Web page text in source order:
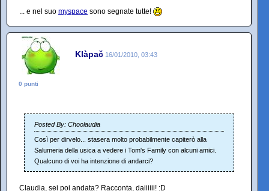
... e nel suo myspace sono segnate tutte!
Klàpač 16/01/2010, 03:43
0 punti
Posted By: Choolaudia
Così per dirvelo... stasera molto probabilmente capiterò alla
Salumeria della usica a vedere i Tom's Family con alcuni amici.
Qualcuno di voi ha intenzione di andarci?
Claudia, sei poi andata? Racconta, daiiiiii! :D